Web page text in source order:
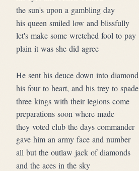
the sun's upon a gambling day
his queen smiled low and blissfully
let's make some wretched fool to pay
plain it was she did agree
He sent his deuce down into diamond
his four to heart, and his trey to spade
three kings with their legions come
preparations soon where made
they voted club the days commander
gave him an army face and number
all but the outlaw jack of diamonds
and the aces in the sky